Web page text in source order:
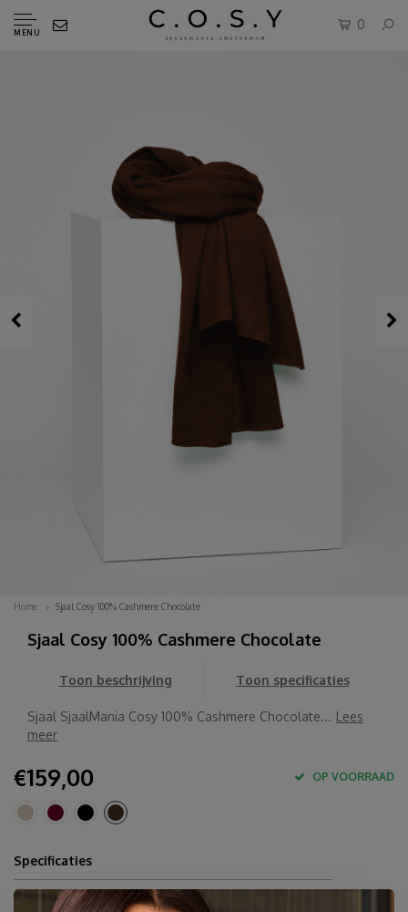
MENU
0
Home Sjaal Cosy 100% Cashmere Chocolate
Sjaal Cosy 100% Cashmere Chocolate
Toon beschrijving Toon specificaties
Sjaal SjaalMania Cosy 100% Cashmere Chocolate... Lees
meer
€159,00 OP VOORRAAD
Specificaties
100% cashmere